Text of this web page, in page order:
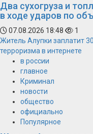
Два сухогруза и
в ходе ударов по
07.08.2026 18:48
1
Житель Алупки заплатит
терроризма в интернете
в россии
главное
Криминал
новости
общество
официально
Популярное